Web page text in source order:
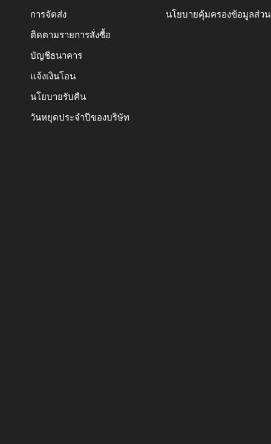
การจัดส่ง
ติดตามรายการสั่งซื้อ
บัญชีธนาคาร
แจ้งเงินโอน
นโยบายรับคืน
วันหยุดประจำปีของบริษัท
นโยบายคุ้มครองข้อมูลส่ว